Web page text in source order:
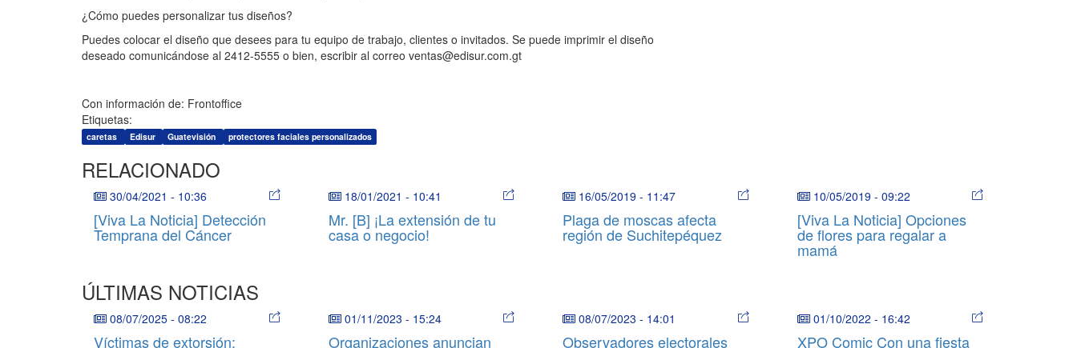
¿Cómo puedes personalizar tus diseños?
Puedes colocar el diseño que desees para tu equipo de trabajo, clientes o invitados. Se puede imprimir el diseño
deseado comunicándose al 2412-5555 o bien, escribir al correo ventas@edisur.com.gt
Con información de: Frontoffice
Etiquetas:
caretas Edisur Guatevisión protectores faciales personalizados
RELACIONADO
30/04/2021 - 10:36
[Viva La Noticia] Detección
Temprana del Cáncer
18/01/2021 - 10:41
Mr. [B] ¡La extensión de tu
casa o negocio!
16/05/2019 - 11:47
Plaga de moscas afecta
región de Suchitepéquez
10/05/2019 - 09:22
[Viva La Noticia] Opciones
de flores para regalar a
mamá
ÚLTIMAS NOTICIAS
08/07/2025 - 08:22
Víctimas de extorsión:
01/11/2023 - 15:24
Organizaciones anuncian
08/07/2023 - 14:01
Observadores electorales
01/10/2022 - 16:42
XPO Comic Con una fiesta